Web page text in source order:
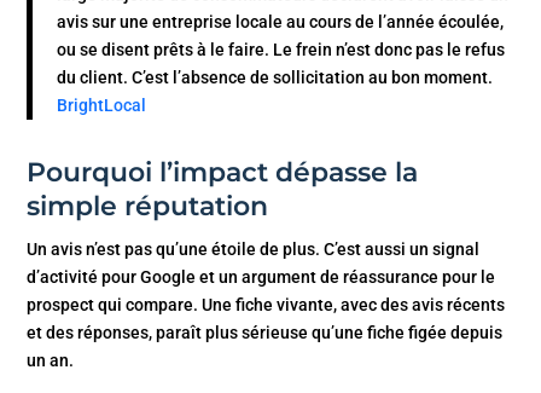
avis sur une entreprise locale au cours de l’année écoulée,
ou se disent prêts à le faire. Le frein n’est donc pas le refus
du client. C’est l’absence de sollicitation au bon moment.
BrightLocal
Pourquoi l’impact dépasse la
simple réputation
Un avis n’est pas qu’une étoile de plus. C’est aussi un signal
d’activité pour Google et un argument de réassurance pour le
prospect qui compare. Une fiche vivante, avec des avis récents
et des réponses, paraît plus sérieuse qu’une fiche figée depuis
un an.